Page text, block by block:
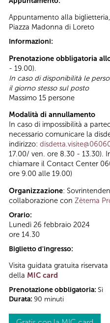
Appuntamento alla
Piazza Madonna di Loreto
Informazioni:
Prenotazione obbligatoria
- 19.00).
In caso di disponibilità le
il giorno stesso sul posto
Massimo 15 persone
Modalità di annullamento
In caso di impossibilità a
necessario comunicare la
indirizzo:
17.00/ ven. ore 8.30 - 13.30).
chiamare il Contact Center
ore 9.00 alle 19.00)
Organizzazione:
collaborazione con Zètema
Orario:
Lunedì 26 febbraio 2024
ore 14.30
Biglietto d'ingresso:
Visita guidata gratuita
della MIC card
Prenotazione obbligatoria: Sì
Durata: 90 minuti